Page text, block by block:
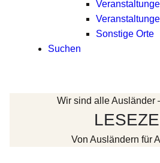
Sonstige Orte
Suchen
Wir sind alle Ausländer
Von Ausländern für